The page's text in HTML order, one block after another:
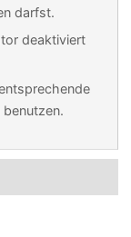
darfst.
deaktiviert